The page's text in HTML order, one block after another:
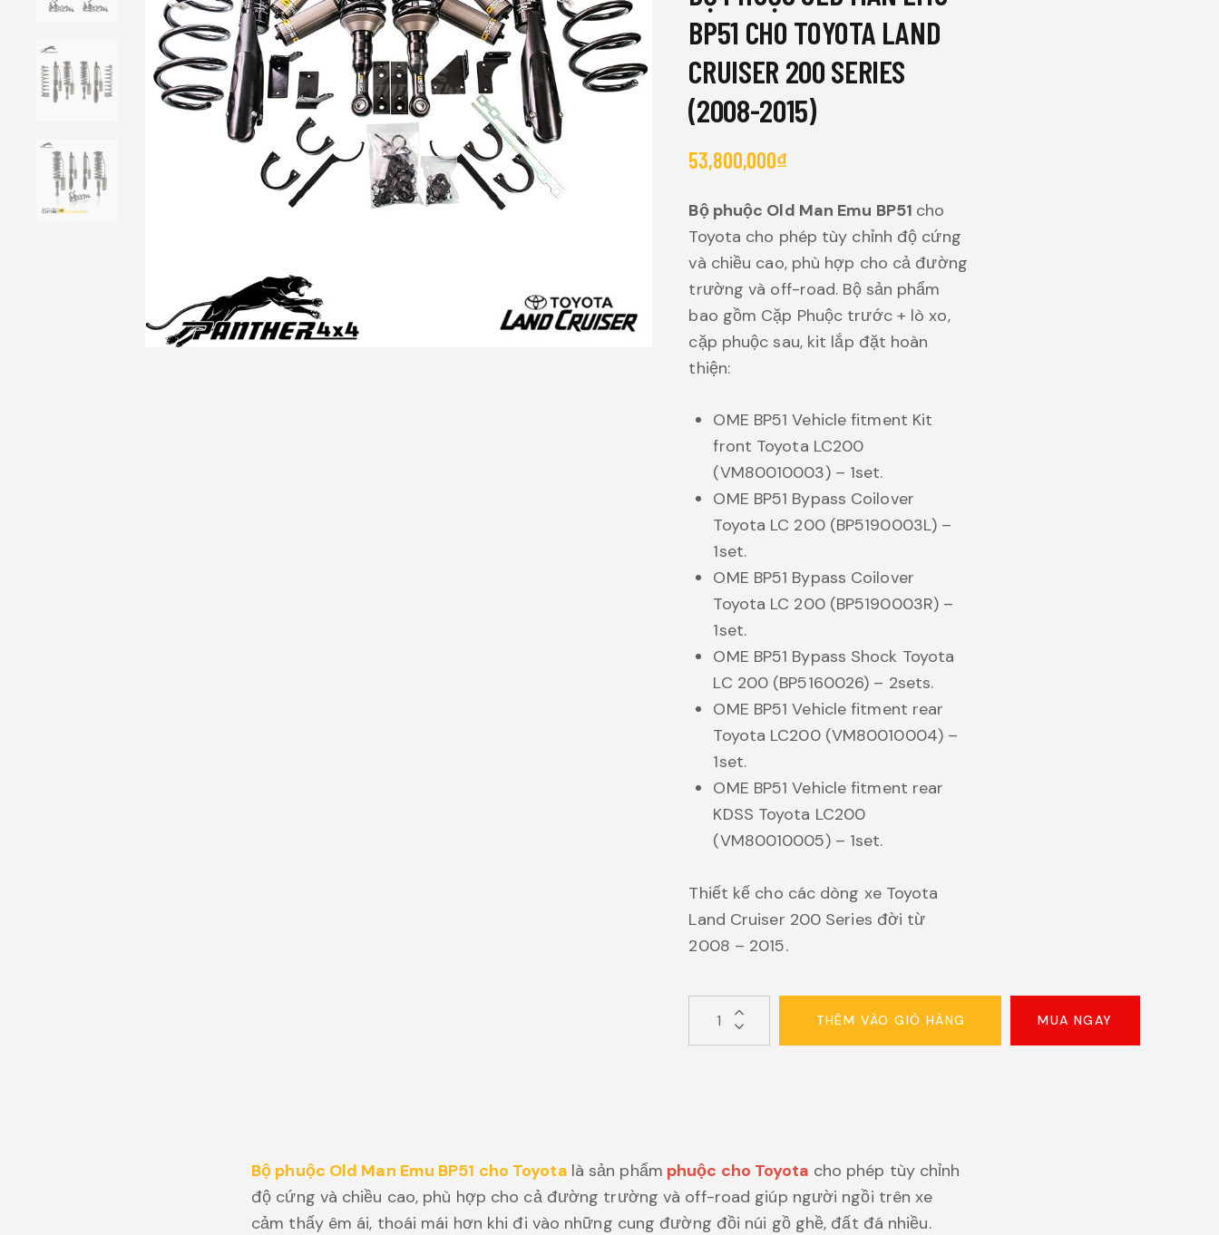
BP51 CHO TOYOTA LAND
CRUISER 200 SERIES
(2008-2015)
53,800,000₫
Bộ phuộc Old Man Emu BP51 cho
Toyota cho phép tùy chỉnh độ cứng
và chiều cao, phù hợp cho cả đường
trường và off-road. Bộ sản phẩm
bao gồm Cặp Phuộc trước + lò xo,
cặp phuộc sau, kit lắp đặt hoàn
thiện:
OME BP51 Vehicle fitment Kit
front Toyota LC200
(VM80010003) – 1set.
OME BP51 Bypass Coilover
Toyota LC 200 (BP5190003L) –
1set.
OME BP51 Bypass Coilover
Toyota LC 200 (BP5190003R) –
1set.
OME BP51 Bypass Shock Toyota
LC 200 (BP5160026) – 2sets.
OME BP51 Vehicle fitment rear
Toyota LC200 (VM80010004) –
1set.
OME BP51 Vehicle fitment rear
KDSS Toyota LC200
(VM80010005) – 1set.
Thiết kế cho các dòng xe Toyota
Land Cruiser 200 Series đời từ
2008 – 2015.
THÊM VÀO GIỎ HÀNG MUA NGAY
Bộ phuộc Old Man Emu BP51 cho Toyota là sản phẩm phuộc cho Toyota cho phép tùy chỉnh
độ cứng và chiều cao, phù hợp cho cả đường trường và off-road giúp người ngồi trên xe
cảm thấy êm ái, thoái mái hơn khi đi vào những cung đường đồi núi gồ ghề, đất đá nhiều.